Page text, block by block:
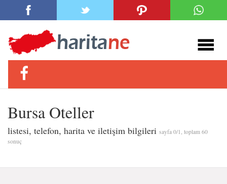
Bursa Oteller
listesi, telefon, harita ve iletişim bilgileri sayfa 0/1, toplam 60
sonuç